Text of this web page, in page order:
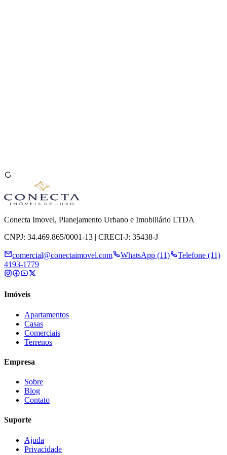
Conecta Imovel, Planejamento Urbano e Imobiliário LTDA
CNPJ: 34.469.865/0001-13 | CRECI-J: 35438-J
comercial@conectaimovel.com WhatsApp (11)
Telefone (11)
4193-1779
Imóveis
Apartamentos
Casas
Comerciais
Terrenos
Empresa
Sobre
Blog
Contato
Suporte
Ajuda
Privacidade